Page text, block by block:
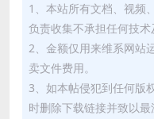
1、本站所有文档、视频
负责收集不承担任何技术
2、金额仅用来维系网站
卖文件费用。
3、如本帖侵犯到任何版
时删除下载链接并致以最